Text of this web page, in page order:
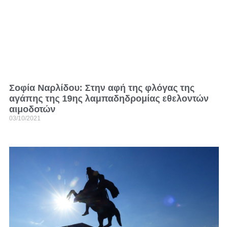
Σοφία Ναρλίδου: Στην αφή της φλόγας της
αγάπης της 19ης λαμπαδηδρομίας εθελοντών
αιμοδοτών
03/10/2021